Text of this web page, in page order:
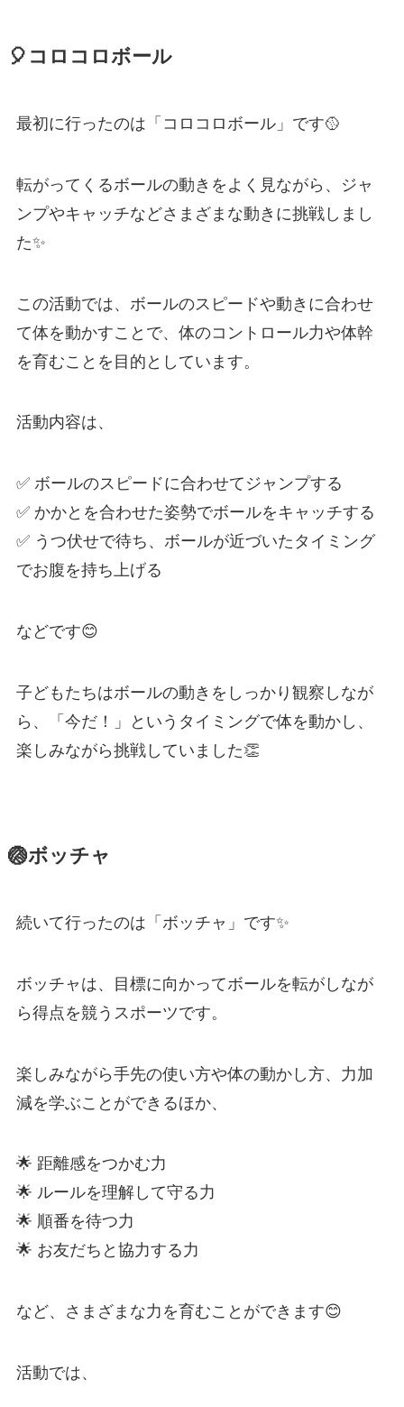
🎈コロコロボール
最初に行ったのは「コロコロボール」です🥎
転がってくるボールの動きをよく見ながら、ジャ
ンプやキャッチなどさまざまな動きに挑戦しまし
た✨
この活動では、ボールのスピードや動きに合わせ
て体を動かすことで、体のコントロール力や体幹
を育むことを目的としています。
活動内容は、
✅ ボールのスピードに合わせてジャンプする
✅ かかとを合わせた姿勢でボールをキャッチする
✅ うつ伏せで待ち、ボールが近づいたタイミング
でお腹を持ち上げる
などです😊
子どもたちはボールの動きをしっかり観察しなが
ら、「今だ！」というタイミングで体を動かし、
楽しみながら挑戦していました👏
🏐ボッチャ
続いて行ったのは「ボッチャ」です✨
ボッチャは、目標に向かってボールを転がしなが
ら得点を競うスポーツです。
楽しみながら手先の使い方や体の動かし方、力加
減を学ぶことができるほか、
🌟 距離感をつかむ力
🌟 ルールを理解して守る力
🌟 順番を待つ力
🌟 お友だちと協力する力
など、さまざまな力を育むことができます😊
活動では、